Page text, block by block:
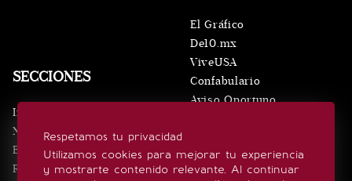
Respetamos tu privacidad
Utilizamos cookies para mejorar tu experiencia
y mostrarte contenido relevante. Al continuar
SECCIONES
Inicio
Noticias
Eventos
Realeza
El Gráfico
De10.mx
ViveUSA
Confabulario
Aviso Oportuno